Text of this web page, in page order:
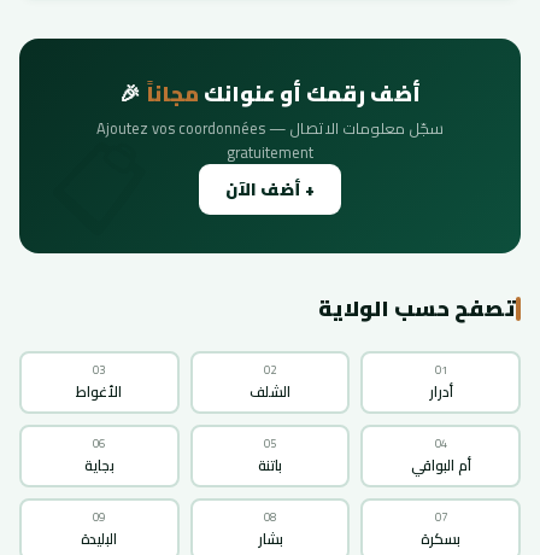
أضف رقمك أو عنوانكمجاناً🎉
سجّل معلومات الاتصال — Ajoutez vos coordonnées
gratuitement
+ أضف الآن
تصفح حسب الولاية
01
أدرار
02
الشلف
03
الأغواط
04
أم البواقي
05
باتنة
06
بجاية
07
بسكرة
08
بشار
09
البليدة